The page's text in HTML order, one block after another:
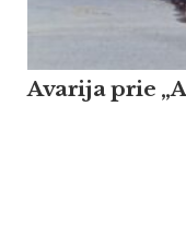
Avarija prie